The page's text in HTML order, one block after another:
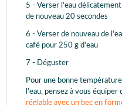
5 - Verser l'eau
de nouveau 20 secondes
6 - Verser de nouveau de
café pour 250 g d'eau
7 - Déguster
Pour une bonne
l'eau, pensez à vous équiper
réglable avec un bec en